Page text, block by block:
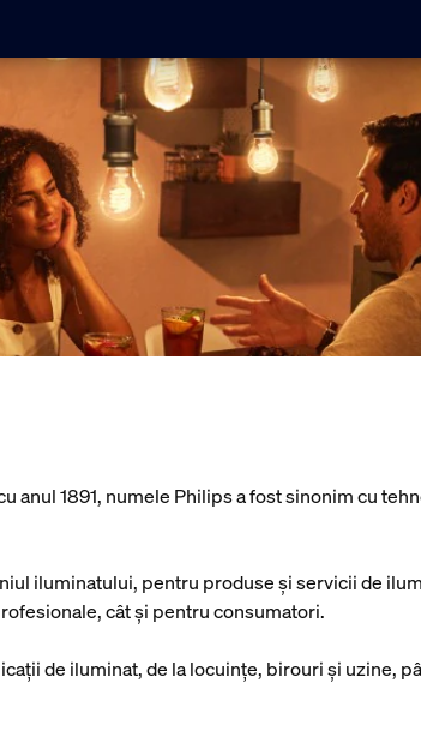
1891, numele Philips a fost sinonim cu
iluminatului, pentru produse și servicii de
cât și pentru consumatori.
de iluminat, de la locuințe, birouri și uzine,